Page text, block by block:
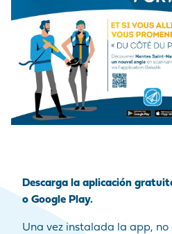
Descarga la aplicación
o Google Play.
Una vez instalada la app, no